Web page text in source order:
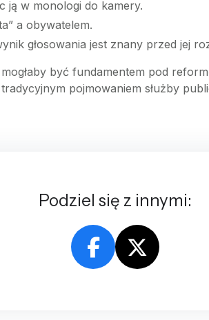
ją w monologi do kamery.
a obywatelem.
głosowania jest znany przed jej
być fundamentem pod
pojmowaniem służby
Podziel się z innymi: